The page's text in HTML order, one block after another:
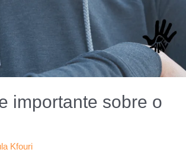
importante sobre o
Kfouri